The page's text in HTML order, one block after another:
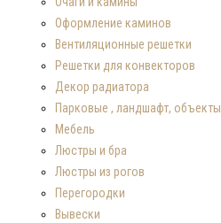
Оформление каминов
Вентиляционные решетки
Решетки для конвекторов
Декор радиатора
Парковые , ландшафт, объекты
Мебель
Люстры и бра
Люстры из рогов
Перегородки
Вывески